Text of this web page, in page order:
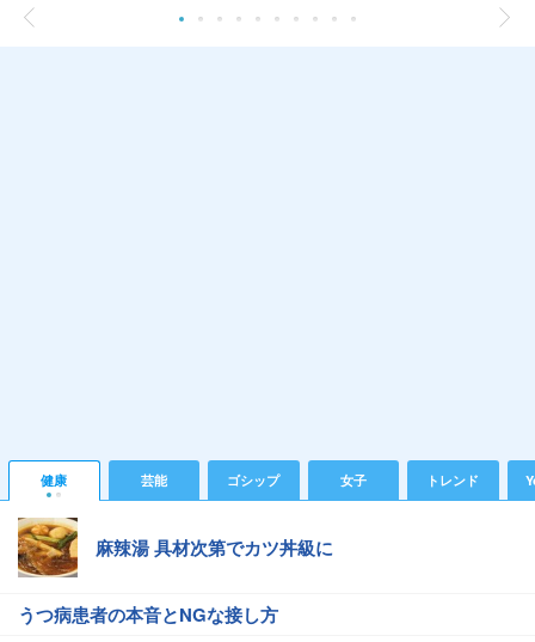
健康 芸能 ゴシップ 女子 トレンド
麻辣湯 具材次第でカツ丼級に
うつ病患者の本音とNGな接し方